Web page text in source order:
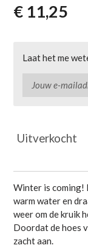
€ 11,25
Laat het me
Uitverkocht
Winter is coming!
warm water en
weer om de kruik
Doordat de hoes
zacht aan.